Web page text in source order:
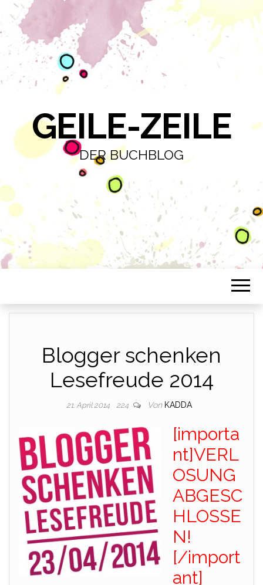
GEILE-ZEILE
DER BUCHBLOG
Blogger schenken
Lesefreude 2014
21. April 2014 224 Von KADDA
[importa
nt]VERL
OSUNG
ABGESC
HLOSSE
N!
[/import
ant]